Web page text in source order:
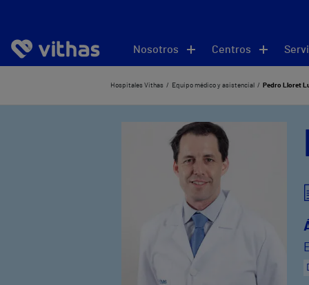
Nosotros Centros
Hospitales Vithas Equipo médico y asistencial Pedro Lloret